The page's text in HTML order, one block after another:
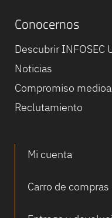
Conocernos
Descubrir INFOSEC
Noticias
Compromiso
Reclutamiento
Mi cuenta
Carro de compras